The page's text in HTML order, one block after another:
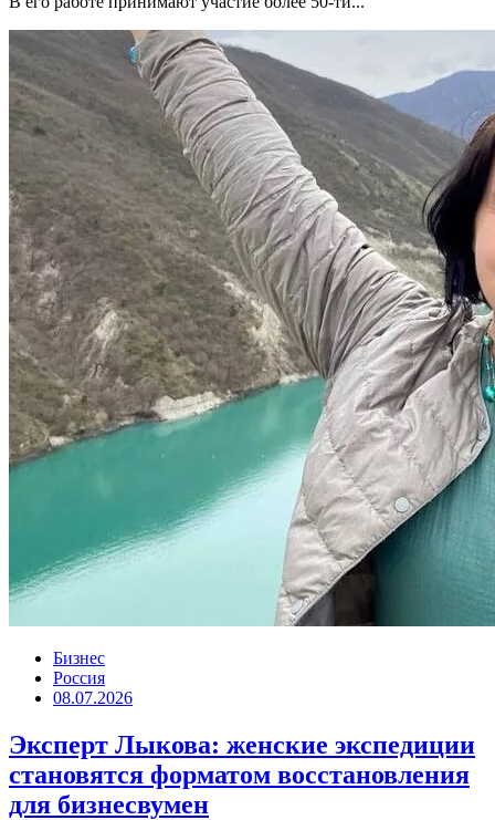
Бизнес
Россия
08.07.2026
Эксперт Лыкова: женские экспедиции
становятся форматом восстановления
для бизнесвумен